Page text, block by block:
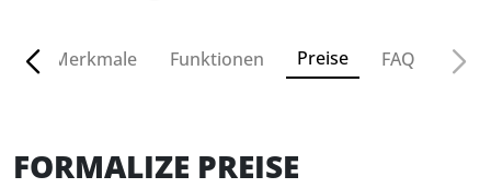
Merkmale Funktionen Preise FAQ
FORMALIZE PREISE